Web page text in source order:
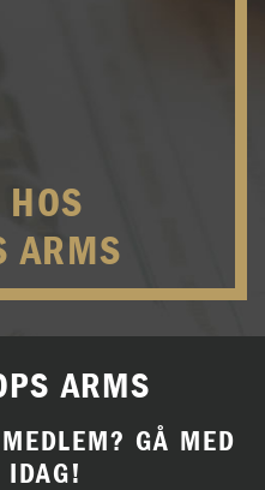
ARMS
ARMS
GÅ MED
IDAG!